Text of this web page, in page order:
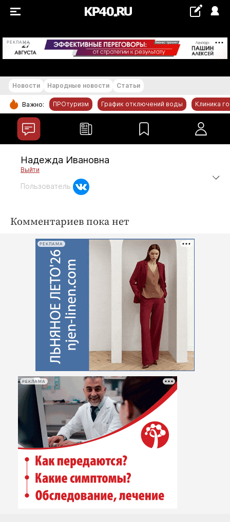
РЕКЛАМА +20...+21 °С
РУБРИКИ
Обнинск
Новости компаний
Статьи
Народные новости
Благоустройство
Криминал
Культура
Недвижимость и ЖКХ
Образование
Общество
Погода
Праздники
Происшествия
Спорт
Экономика и бизнес
ПРОЕКТЫ
Блоги
Издания
Медиаперсона
Интересное чтиво
Клиника года
Бренд года
Новости Народные новости Статьи
Важно: ПРОтуризм График отключений воды Клиника
Надежда Ивановна
Выйти
Пользователь
Комментариев пока нет
РЕКЛАМА
РЕКЛАМА